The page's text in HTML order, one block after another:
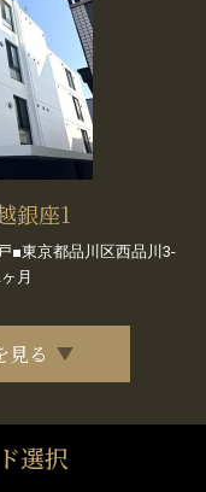
銀座1
■東京都品川区西品川3-
月
見る
選択